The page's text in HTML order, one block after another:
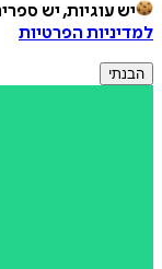
יש עוגיות, יש
למדיניות הפרטיות
הבנתי